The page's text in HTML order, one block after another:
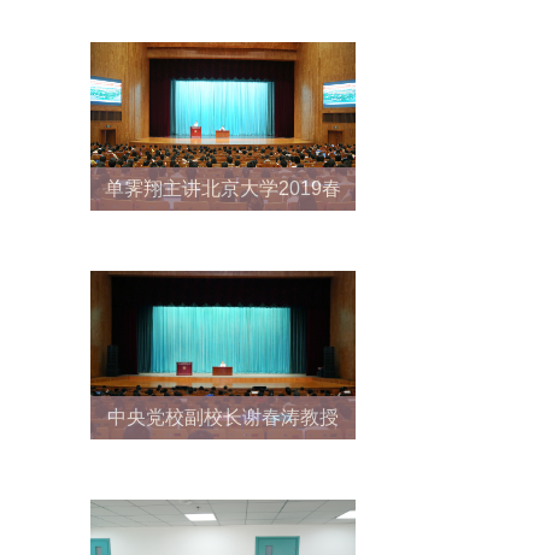
单霁翔主讲北京大学2019春
中央党校副校长谢春涛教授
季“形势与政策”第三场报告